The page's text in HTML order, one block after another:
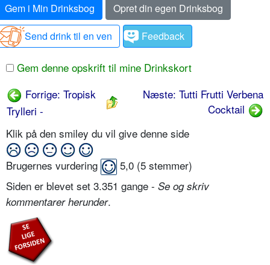
Gem i Min Drinksbog
Opret din egen Drinksbog
Send drink til en ven
Feedback
Gem denne opskrift til mine Drinkskort
Forrige: Tropisk
Trylleri -
Næste: Tutti Frutti Verbena
Cocktail
Klik på den smiley du vil give denne side
Brugernes vurdering 5,0 (5 stemmer)
Siden er blevet set 3.351 gange - Se og skriv
kommentarer herunder.